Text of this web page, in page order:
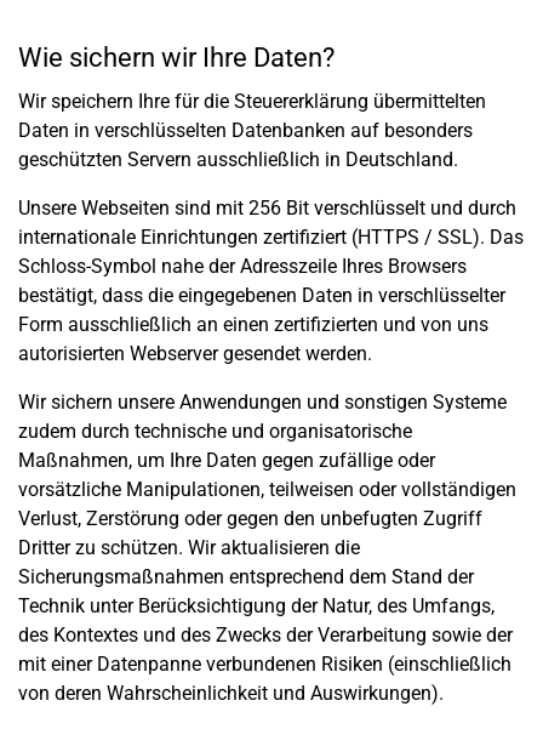
Wie sichern wir Ihre Daten?
Wir speichern Ihre für die Steuererklärung übermittelten
Daten in verschlüsselten Datenbanken auf besonders
geschützten Servern ausschließlich in Deutschland.
Unsere Webseiten sind mit 256 Bit verschlüsselt und durch
internationale Einrichtungen zertifiziert (HTTPS / SSL). Das
Schloss-Symbol nahe der Adresszeile Ihres Browsers
bestätigt, dass die eingegebenen Daten in verschlüsselter
Form ausschließlich an einen zertifizierten und von uns
autorisierten Webserver gesendet werden.
Wir sichern unsere Anwendungen und sonstigen Systeme
zudem durch technische und organisatorische
Maßnahmen, um Ihre Daten gegen zufällige oder
vorsätzliche Manipulationen, teilweisen oder vollständigen
Verlust, Zerstörung oder gegen den unbefugten Zugriff
Dritter zu schützen. Wir aktualisieren die
Sicherungsmaßnahmen entsprechend dem Stand der
Technik unter Berücksichtigung der Natur, des Umfangs,
des Kontextes und des Zwecks der Verarbeitung sowie der
mit einer Datenpanne verbundenen Risiken (einschließlich
von deren Wahrscheinlichkeit und Auswirkungen).